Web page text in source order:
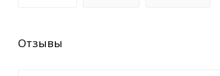
Отзывы